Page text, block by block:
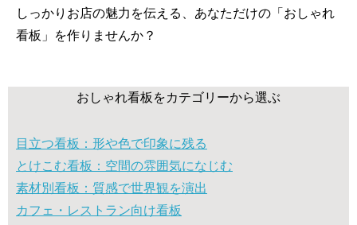
しっかりお店の魅力を伝える、あなただけの「おしゃれ
看板」を作りませんか？
おしゃれ看板をカテゴリーから選ぶ
目立つ看板：形や色で印象に残る
とけこむ看板：空間の雰囲気になじむ
素材別看板：質感で世界観を演出
カフェ・レストラン向け看板